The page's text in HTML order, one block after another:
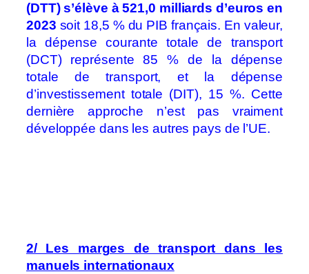
(DTT) s’élève à 521,0 milliards d’euros en
2023 soit 18,5 % du PIB français. En valeur,
la dépense courante totale de transport
(DCT) représente 85 % de la dépense
totale de transport, et la dépense
d’investissement totale (DIT), 15 %. Cette
dernière approche n’est pas vraiment
développée dans les autres pays de l’UE.
2/ Les marges de transport dans les
manuels internationaux